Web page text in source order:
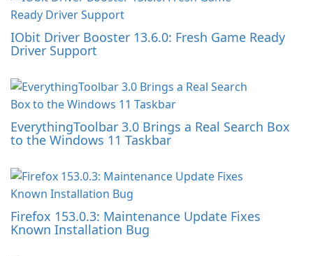
IObit Driver Booster 13.6.0: Fresh Game Ready
Driver Support
EverythingToolbar 3.0 Brings a Real Search Box
to the Windows 11 Taskbar
Firefox 153.0.3: Maintenance Update Fixes
Known Installation Bug